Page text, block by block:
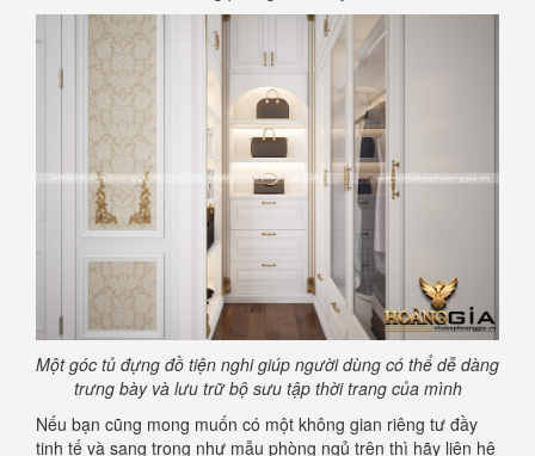
Một góc tủ đựng đồ tiện nghi giúp người dùng có thể dễ dàng
trưng bày và lưu trữ bộ sưu tập thời trang của mình
Nếu bạn cũng mong muốn có một không gian riêng tư đầy
tinh tế và sang trọng như mẫu phòng ngủ trên thì hãy liên hệ